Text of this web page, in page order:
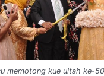
memotong kue ultah ke-